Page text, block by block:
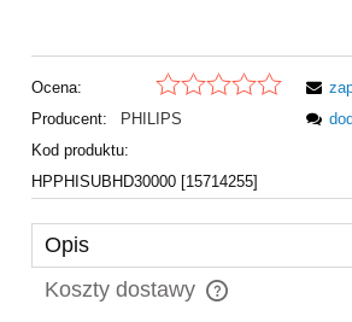
Ocena:
Producent:
PHILIPS
Kod produktu:
HPPHISUBHD30000 [15714255]
Opis
Koszty dostawy
Cena nie zawiera ewentualnych kosztów